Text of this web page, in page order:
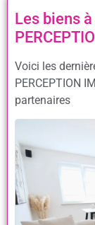
Les biens
Voici les
PERCEPTION
partenaires